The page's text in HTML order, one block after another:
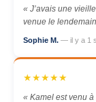
« J’avais une
venue le
Sophie M. — il y a 1
★★★★★
« Kamel est venu